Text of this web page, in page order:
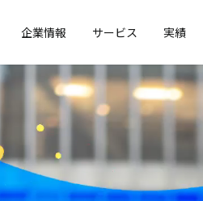
企業情報 サービス 実績